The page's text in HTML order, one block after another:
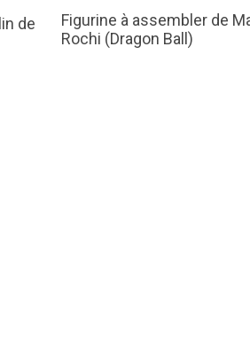
de
Figurine à assembler de
Rochi (Dragon Ball)